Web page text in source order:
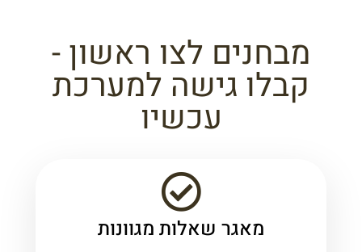
מבחנים לצו ראשון -
קבלו גישה למערכת
עכשיו
מאגר שאלות מגוונות